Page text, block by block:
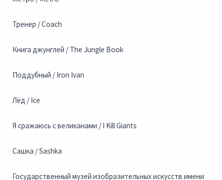
Тренер / Coach
Книга джунглей / The Jungle Book
Поддубный / Iron Ivan
Лёд / Ice
Я сражаюсь с великанами / I Kill Giants
Сашка / Sashka
Государственный музей изобразительных искусств имени